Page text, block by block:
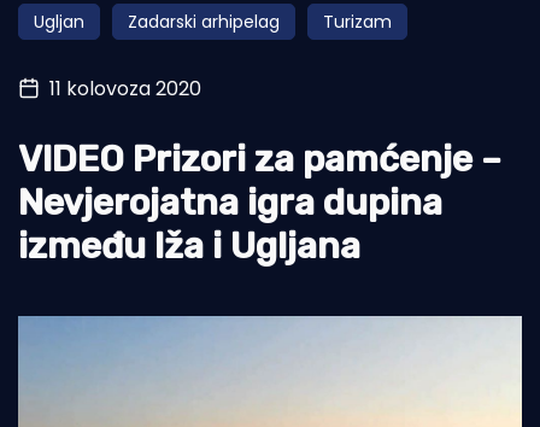
Turizam i nautika
Pomorstvo
Ekologija
Tradicija i kultura
Ugljan Zadarski arhipelag Turizam
11 kolovoza 2020
VIDEO Prizori za pamćenje –
Nevjerojatna igra dupina
između Iža i Ugljana